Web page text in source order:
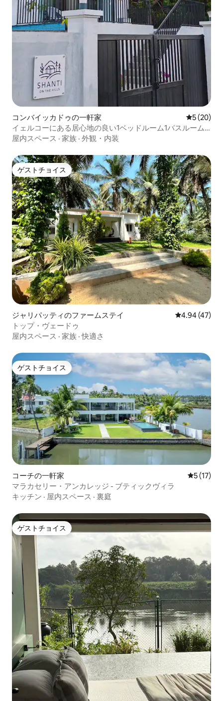
コンバイッカドゥの一軒家 レビュー
5 (20)
イェルコーにある居心地の良い1ベッドルーム1バスルーム
のコテージ（プール利用可）
屋内スペース · 家族 · 外観・内装
ゲストチョイス
ゲストチョイス
ジャリパッティのファームステイ レビュー47
4.94 (47)
トップ・ヴェードゥ
屋内スペース · 家族 ·快適さ
ゲストチョイス
ゲストチョイス
コーチの一軒家 レビュー
5 (17)
マラカセリー・アンカレッジ - ブティックヴィラ
キッチン · 屋内スペース · 裏庭
ゲストチョイス
ゲストチョイス